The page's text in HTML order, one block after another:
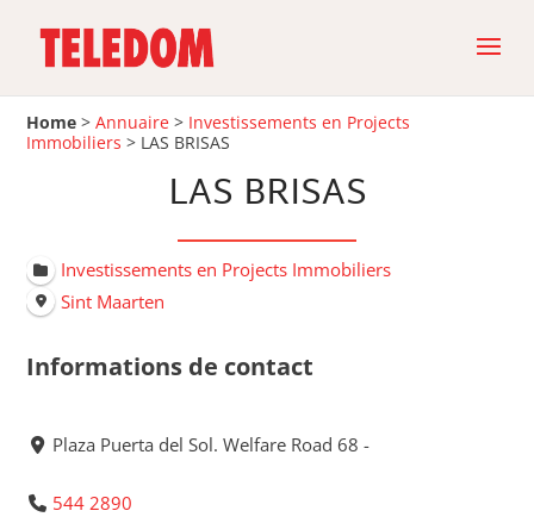
Home >Annuaire > Investissements en Projects
Immobiliers > LAS BRISAS
LAS BRISAS
Investissements en Projects Immobiliers
Sint Maarten
Informations de contact
Plaza Puerta del Sol. Welfare Road 68 -
544 2890